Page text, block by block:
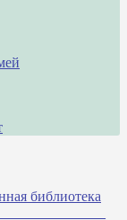
библиотека